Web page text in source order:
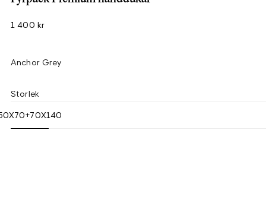
1 400 kr
Anchor Grey
Storlek